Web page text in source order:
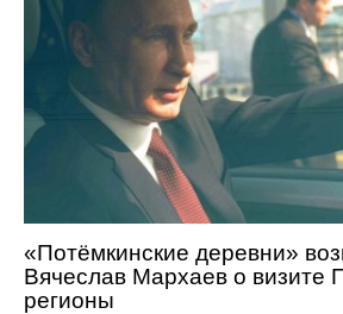
«Потёмкинские деревни»
Вячеслав Мархаев о визите
регионы